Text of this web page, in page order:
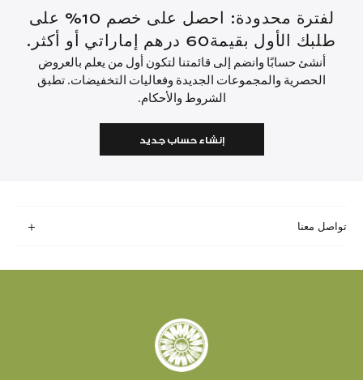
لفترة محدودة: احصل على خصم 10% على
طلبك الأول بقيمة60 درهم إماراتي أو أكثر.
أنشئ حسابًا وانضم إلى قائمتنا لتكون أول من يعلم بالعروض
الحصرية والمجموعات الجديدة وفعاليات التخفيضات. تطبق
الشروط والأحكام.
إنشاء حساب جديد
تواصل معنا